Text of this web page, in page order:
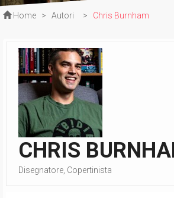
Home > Autori > Chris Burnham
CHRIS
Disegnatore, Copertinista